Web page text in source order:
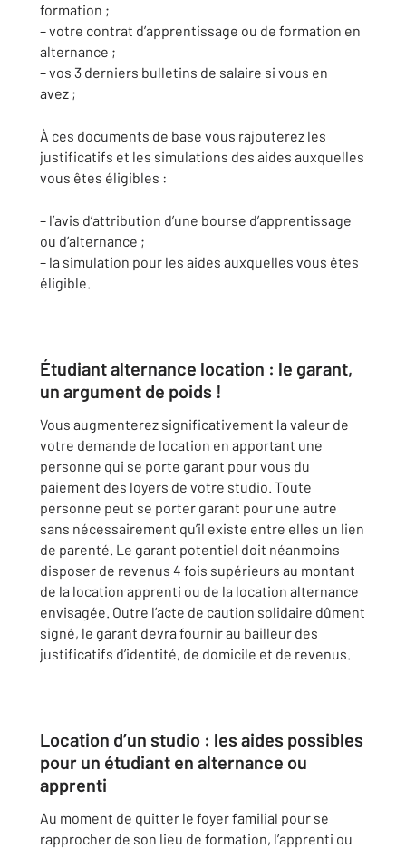
formation ;
– votre contrat d’apprentissage ou de formation en
alternance ;
– vos 3 derniers bulletins de salaire si vous en
avez ;
À ces documents de base vous rajouterez les
justificatifs et les simulations des aides auxquelles
vous êtes éligibles :
– l’avis d’attribution d’une bourse d’apprentissage
ou d’alternance ;
– la simulation pour les aides auxquelles vous êtes
éligible.
Étudiant alternance location : le garant,
un argument de poids !
Vous augmenterez significativement la valeur de
votre demande de location en apportant une
personne qui se porte garant pour vous du
paiement des loyers de votre studio. Toute
personne peut se porter garant pour une autre
sans nécessairement qu’il existe entre elles un lien
de parenté. Le garant potentiel doit néanmoins
disposer de revenus 4 fois supérieurs au montant
de la location apprenti ou de la location alternance
envisagée. Outre l’acte de caution solidaire dûment
signé, le garant devra fournir au bailleur des
justificatifs d’identité, de domicile et de revenus.
Location d’un studio : les aides possibles
pour un étudiant en alternance ou
apprenti
Au moment de quitter le foyer familial pour se
rapprocher de son lieu de formation, l’apprenti ou